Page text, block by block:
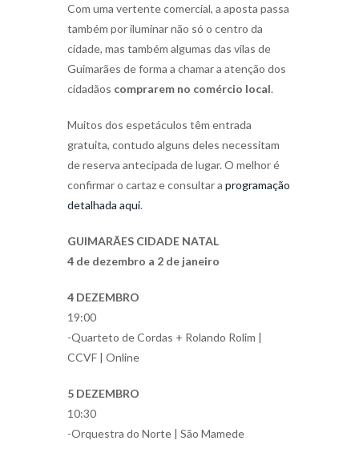
Com uma vertente comercial, a aposta passa
também por iluminar não só o centro da
cidade, mas também algumas das vilas de
Guimarães de forma a chamar a atenção dos
cidadãos comprarem no comércio local.
Muitos dos espetáculos têm entrada
gratuita, contudo alguns deles necessitam
de reserva antecipada de lugar. O melhor é
confirmar o cartaz e consultar a programação
detalhada aqui.
GUIMARÃES CIDADE NATAL
4 de dezembro a 2 de janeiro
4 DEZEMBRO
19:00
-Quarteto de Cordas + Rolando Rolim |
CCVF | Online
5 DEZEMBRO
10:30
-Orquestra do Norte | São Mamede